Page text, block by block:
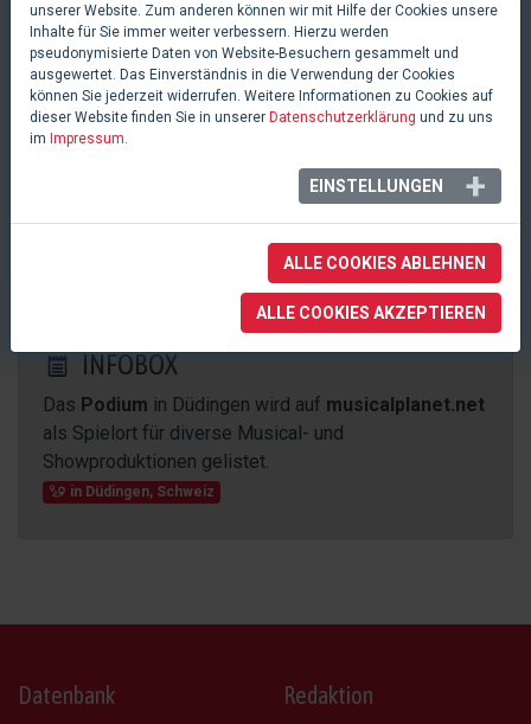
INFOBOX
Das Podium in Düdingen wird auf musicalplanet.net
als Spielort für diverse Musical- und
Showproduktionen gelistet.
in Düdingen, Schweiz
Datenbank Redaktion
unserer Website. Zum anderen können wir mit Hilfe der Cookies unsere
Inhalte für Sie immer weiter verbessern. Hierzu werden
pseudonymisierte Daten von Website-Besuchern gesammelt und
ausgewertet. Das Einverständnis in die Verwendung der Cookies
können Sie jederzeit widerrufen. Weitere Informationen zu Cookies auf
dieser Website finden Sie in unserer Datenschutzerklärung und zu uns
im Impressum
EINSTELLUNGEN
ALLE COOKIES ABLEHNEN
ALLE COOKIES AKZEPTIEREN